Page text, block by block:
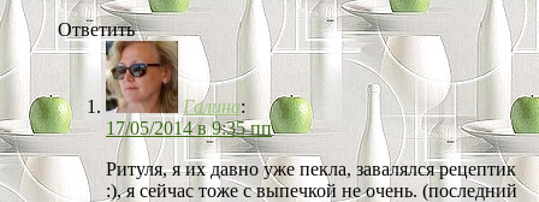
Ответить
Галина:
17/05/2014 в 9:35 пп
Ритуля, я их давно уже пекла, завалялся рецептик
:), я сейчас тоже с выпечкой не очень. (последний